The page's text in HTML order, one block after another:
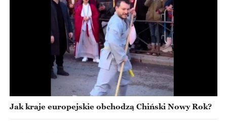
Jak kraje europejskie obchodzą Chiński Nowy Rok?